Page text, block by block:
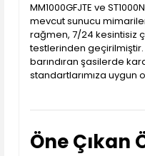
MM1000GFJTE ve
mevcut sunucu
rağmen, 7/24 kesintisiz
testlerinden
barındıran şasilerde
standartlarımıza uygun
Öne Çıkan